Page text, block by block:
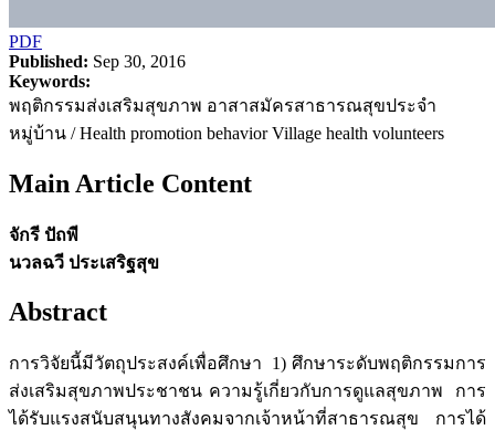
PDF
Published: Sep 30, 2016
Keywords:
พฤติกรรมส่งเสริมสุขภาพ อาสาสมัครสาธารณสุขประจำ
หมู่บ้าน / Health promotion behavior Village health volunteers
Main Article Content
จักรี ปัถพี
นวลฉวี ประเสริฐสุข
Abstract
การวิจัยนี้มีวัตถุประสงค์เพื่อศึกษา 1) ศึกษาระดับพฤติกรรมการ
ส่งเสริมสุขภาพประชาชน ความรู้เกี่ยวกับการดูแลสุขภาพ การ
ได้รับแรงสนับสนุนทางสังคมจากเจ้าหน้าที่สาธารณสุข การได้